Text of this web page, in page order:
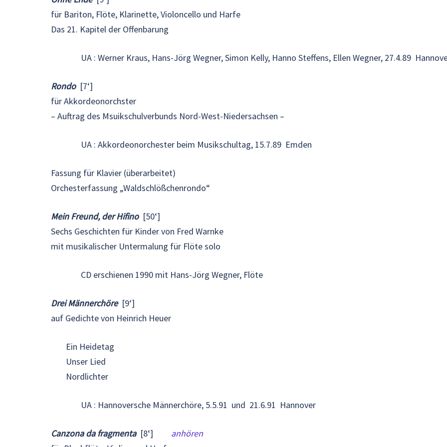
für Bariton, Flöte, Klarinette, Violoncello und Harfe
Das 21. Kapitel der Offenbarung
UA : Werner Kraus, Hans-Jörg Wegner, Simon Kelly, Hanno Steffens, Ellen Wegner, 27.4.89
Rondo [7‘]
für Akkordeonorchster
– Auftrag des Msuikschulverbunds Nord-West-Niedersachsen –
UA : Akkordeonorchester beim Musikschultag, 15.7.89 Emden
Fassung für Klavier (überarbeitet)
Orchesterfassung „Waldschlößchenrondo“
Mein Freund, der Hifino[50‘]
Sechs Geschichten für Kinder von Fred Warnke
mit musikalischer Untermalung für Flöte solo
CD erschienen 1990 mit Hans-Jörg Wegner, Flöte
Drei Männerchöre [9‘]
auf Gedichte von Heinrich Heuer
Ein Heidetag
Unser Lied
Nordlichter
UA : Hannoversche Männerchöre, 5.5.91 und 21.6.91 Hannover
Canzona da fragmenta[8‘] anhören